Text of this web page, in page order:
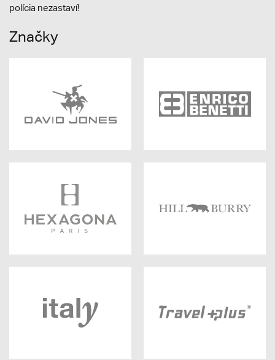
polícia nezastaví!
Značky